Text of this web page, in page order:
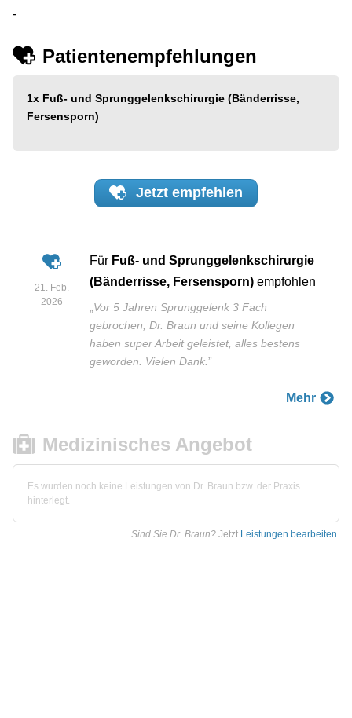
-
Patientenempfehlungen
1x Fuß- und Sprunggelenkschirurgie (Bänderrisse,
Fersensporn)
Jetzt empfehlen
21. Feb.
2026
Für Fuß- und Sprunggelenkschirurgie
(Bänderrisse, Fersensporn) empfohlen
„Vor 5 Jahren Sprunggelenk 3 Fach
gebrochen, Dr. Braun und seine Kollegen
haben super Arbeit geleistet, alles bestens
geworden. Vielen Dank.”
Mehr
Medizinisches Angebot
Es wurden noch keine Leistungen von Dr. Braun bzw. der Praxis
hinterlegt.
Sind Sie Dr. Braun? Jetzt Leistungen bearbeiten.